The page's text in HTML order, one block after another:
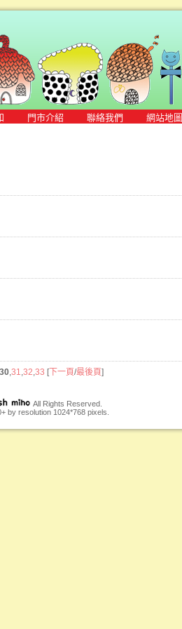
門市介紹 聯絡我們 網站地圖
30 31 32 33 [下一頁/最後頁]
All Rights Reserved.
by resolution 1024*768 pixels.